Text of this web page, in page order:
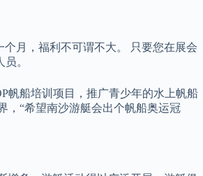
月，福利不可谓不大。 只要您在展会
。
帆船培训项目，推广青少年的水上帆船
，“希望南沙游艇会出个帆船奥运冠